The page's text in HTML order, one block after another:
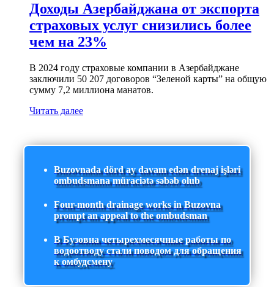
Доходы Азербайджана от экспорта
страховых услуг снизились более
чем на 23%
В 2024 году страховые компании в Азербайджане
заключили 50 207 договоров “Зеленой карты” на общую
сумму 7,2 миллиона манатов.
Читать далее
Buzovnada dörd ay davam edən drenaj işləri
ombudsmana müraciətə səbəb olub
Four-month drainage works in Buzovna
prompt an appeal to the ombudsman
В Бузовна четырехмесячные работы по
водоотводу стали поводом для обращения
к омбудсмену